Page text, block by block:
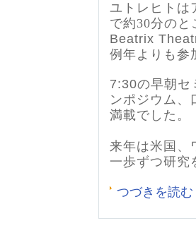
ユトレヒトは
で約30分のと
Beatrix
例年よりも参
7:30の早朝セ
ンポジウム、
満載でした。
来年は米国、
一歩ずつ研究
つづきを読む